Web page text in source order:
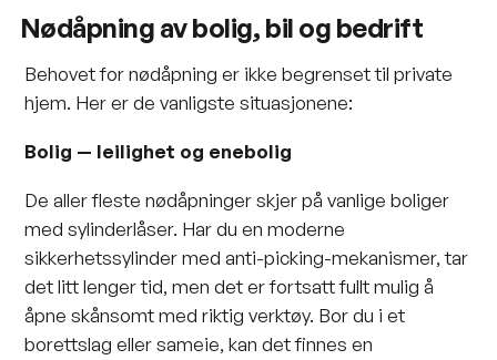
Nødåpning av bolig, bil og bedrift
Behovet for nødåpning er ikke begrenset til private
hjem. Her er de vanligste situasjonene:
Bolig — leilighet og enebolig
De aller fleste nødåpninger skjer på vanlige boliger
med sylinderlåser. Har du en moderne
sikkerhetssylinder med anti-picking-mekanismer, tar
det litt lenger tid, men det er fortsatt fullt mulig å
åpne skånsomt med riktig verktøy. Bor du i et
borettslag eller sameie, kan det finnes en